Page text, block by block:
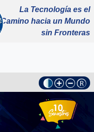
La Tecnología es el
Camino hacia un Mundo
sin Fronteras